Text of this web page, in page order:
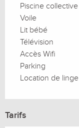
Piscine collective
Voile
Lit bébé
Télévision
Accès Wifi
Parking
Location de linge
Tarifs